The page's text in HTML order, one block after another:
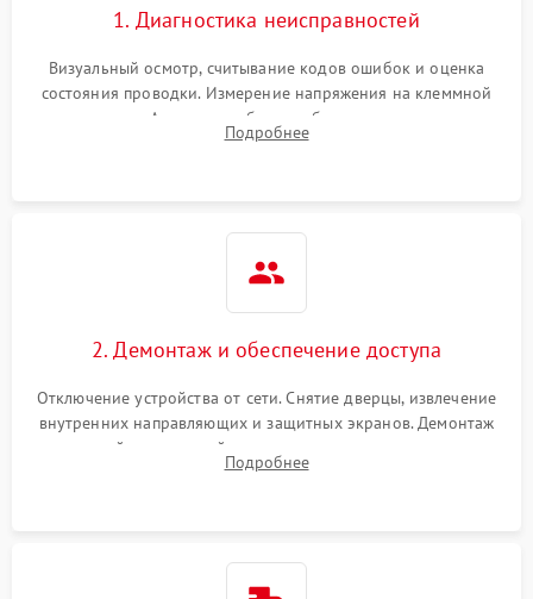
1. Диагностика неисправностей
Визуальный осмотр, считывание кодов ошибок и оценка
состояния проводки. Измерение напряжения на клеммной
колодке. Анализ жалоб на проблемы с нагревом,
конвекцией, панелью управления или блокировкой дверцы.
Подробнее
2. Демонтаж и обеспечение доступа
Отключение устройства от сети. Снятие дверцы, извлечение
внутренних направляющих и защитных экранов. Демонтаж
задней или верхней панели для прямого доступа к
нагревательным элементам, плате и вентиляторам.
Подробнее